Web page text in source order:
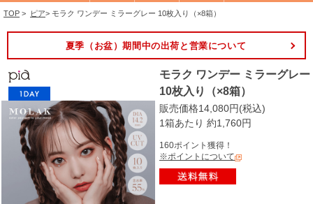
TOP > ピア> モラク ワンデー ミラーグレー 10枚入り（×8箱）
夏季（お盆）期間中の出荷と営業について
モラク ワンデー ミラーグレー
10枚入り（×8箱）
販売価格14,080円(税込)
1箱あたり 約1,760円
160ポイント獲得！
※ポイントについて